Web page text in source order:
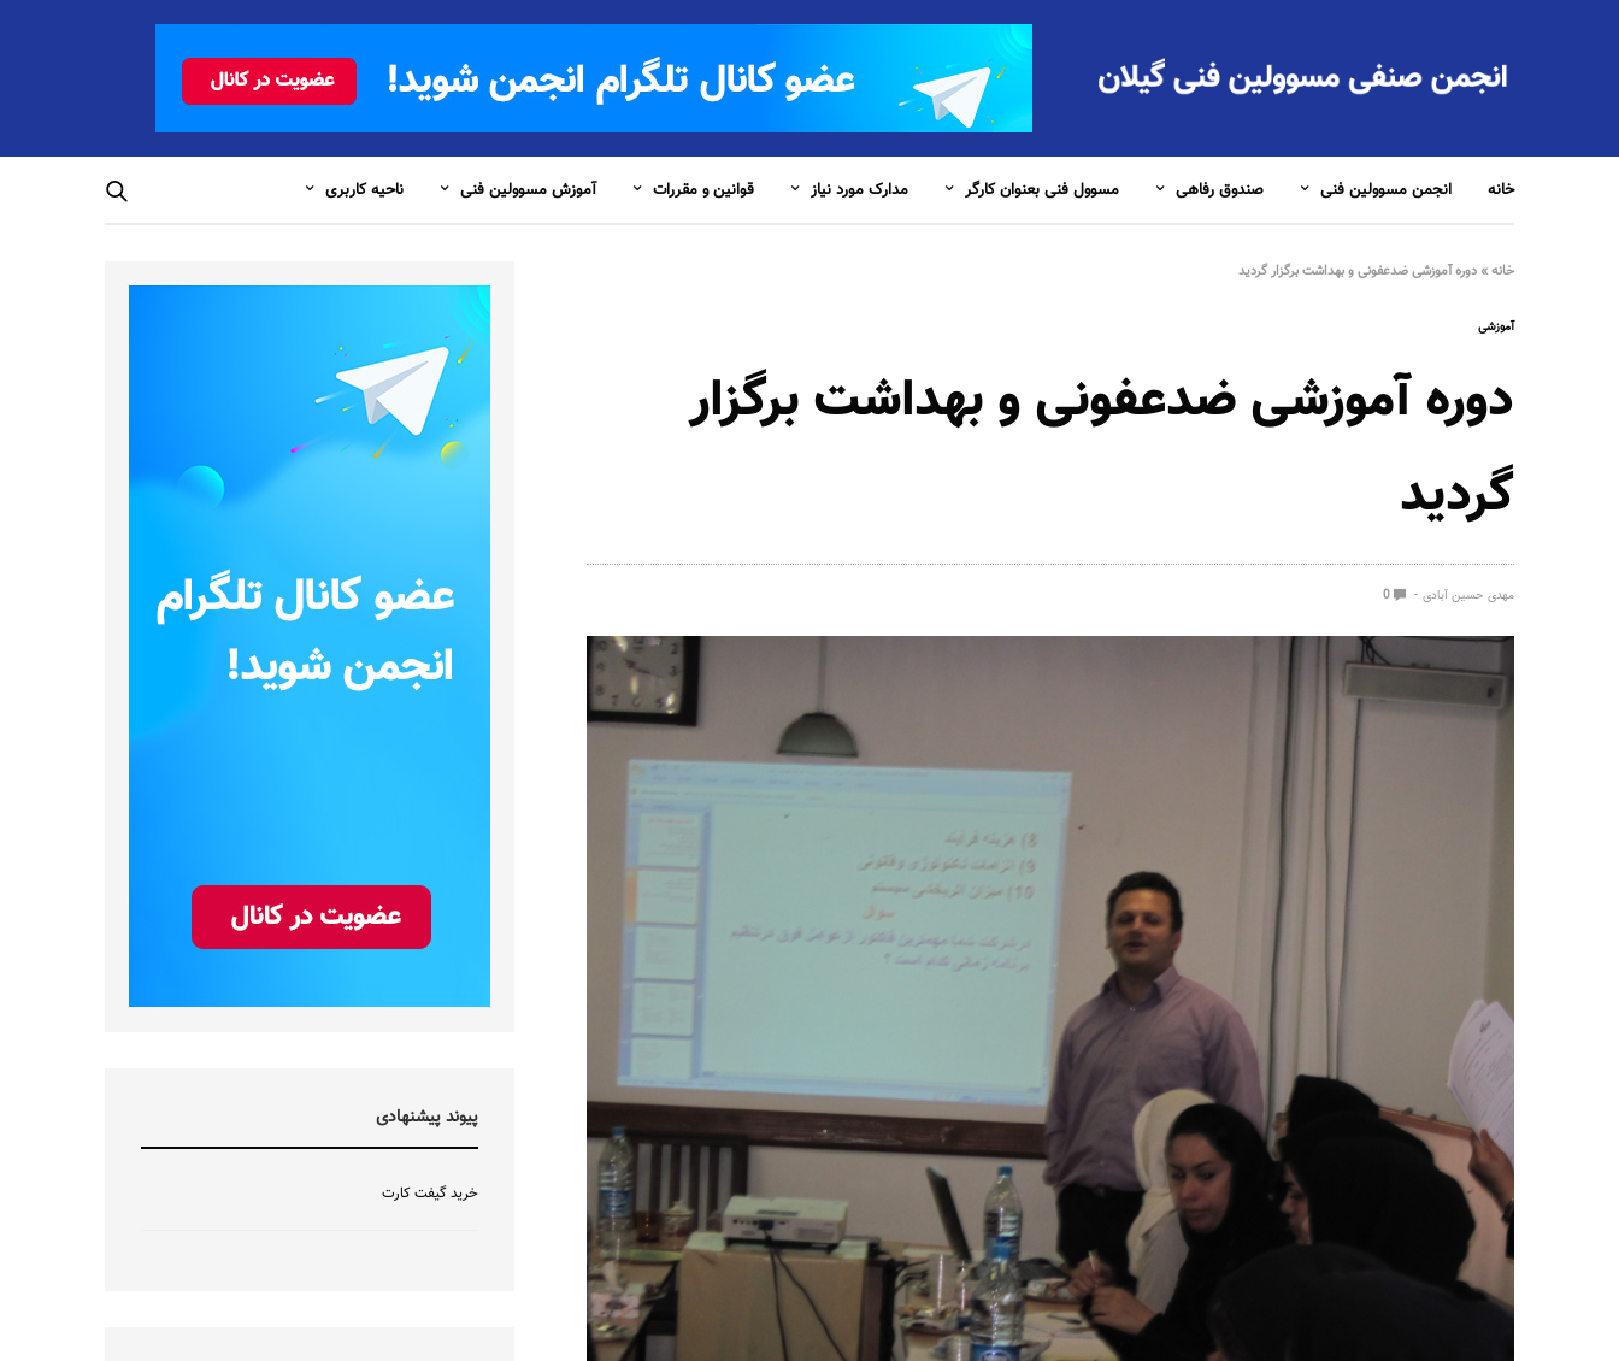
خانه انجمن مسوولین فنی صندوق رفاهی مسوول فنی بعنوان کارگر مدارک مورد نیاز قوانین و مقررات آموزش مسوولین فنی ناحیه کاربری
خانه»دوره آموزشی ضدعفونی و بهداشت برگزار گردید
آموزشی
دوره آموزشی ضدعفونی و بهداشت برگزار
گردید
مهدی حسین آبادی
پیوند پیشنهادی
خرید گیفت کارت